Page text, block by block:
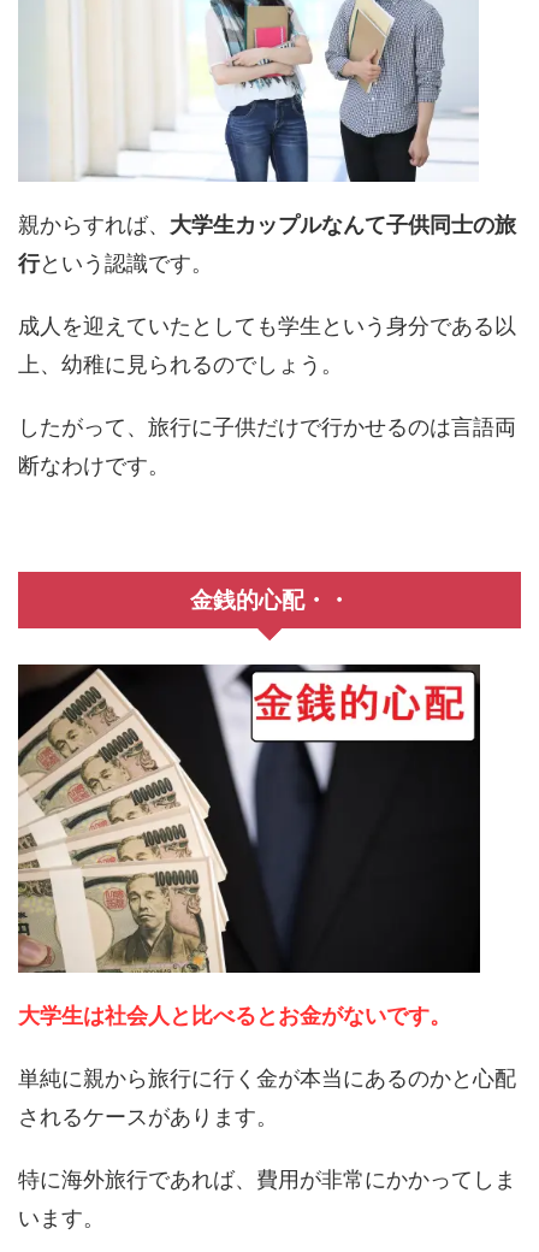
親からすれば、 大学生カップルなんて子供同士の旅
行という認識です。
成人を迎えていたとしても学生という身分である以
上、幼稚に見られるのでしょう。
したがって、旅行に子供だけで行かせるのは言語両
断なわけです。
金銭的心配・・
大学生は社会人と比べるとお金がないです。
単純に親から旅行に行く金が本当にあるのかと心配
されるケースがあります。
特に海外旅行であれば、費用が非常にかかってしま
います。